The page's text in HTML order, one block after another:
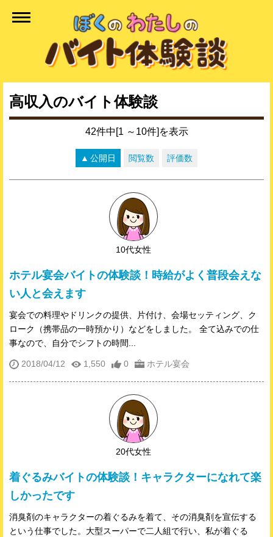
高収入のバイト体験談
42件中[1 ～10件]を表示
公開日 閲覧数 評価数
10代女性
ホテル宴会バイトの体験談！時給がよく普段会えな
い人と会えます
宴会での料理やドリンクの提供、片付け、会場セッティング、ク
ローク（携帯品の一時預かり）などをしました。 全て込みでの仕
事なので、自分でシフトの時間...
2018/04/12 1,550 0 ホテル宴会
20代女性
着ぐるみバイトの体験談！キャラクターになれて楽
しかったです
消臭剤のキャラクターの着ぐるみを着て、その消臭剤を宣伝する
という仕事でした。大型スーパーで二人組で行い、私が着ぐる